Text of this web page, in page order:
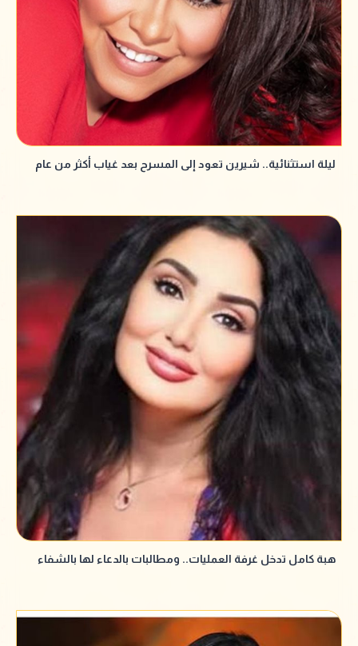
ليلة استثنائية.. شيرين تعود إلى المسرح بعد غياب أكثر من عام
هبة كامل تدخل غرفة العمليات.. ومطالبات بالدعاء لها بالشفاء